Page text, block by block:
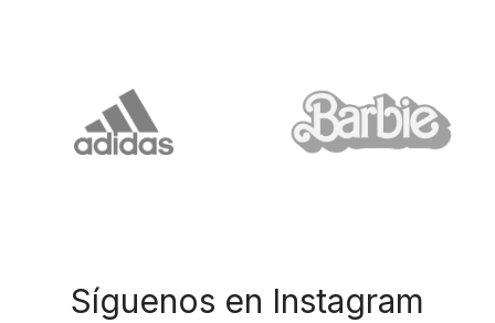
Síguenos en Instagram